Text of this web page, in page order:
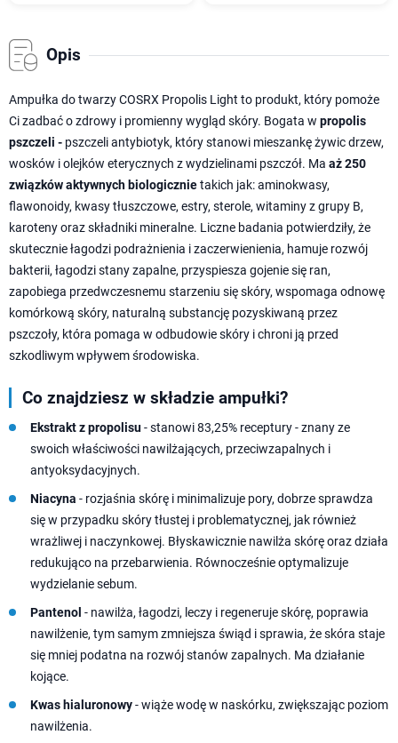
Opis
Ampułka do twarzy COSRX Propolis Light to produkt, który pomoże
Ci zadbać o zdrowy i promienny wygląd skóry. Bogata w propolis
pszczeli - pszczeli antybiotyk, który stanowi mieszankę żywic drzew,
wosków i olejków eterycznych z wydzielinami pszczół. Ma aż250
związków aktywnych biologicznietakich jak: aminokwasy,
flawonoidy, kwasy tłuszczowe, estry, sterole, witaminy z grupy B,
karoteny oraz składniki mineralne. Liczne badania potwierdziły, że
skutecznie łagodzi podrażnienia i zaczerwienienia, hamuje rozwój
bakterii, łagodzi stany zapalne, przyspiesza gojenie się ran,
zapobiega przedwczesnemu starzeniu się skóry, wspomaga odnowę
komórkową skóry, naturalną substancję pozyskiwaną przez
pszczoły, która pomaga w odbudowie skóry i chroni ją przed
szkodliwym wpływem środowiska.
Co znajdziesz w składzie ampułki?
Ekstrakt z propolisu- stanowi 83,25% receptury - znany ze
swoich właściwości nawilżających, przeciwzapalnych i
antyoksydacyjnych.
Niacyna - rozjaśnia skórę i minimalizuje pory, dobrze sprawdza
się w przypadku skóry tłustej i problematycznej, jak również
wrażliwej i naczynkowej. Błyskawicznie nawilża skórę oraz działa
redukująco na przebarwienia. Równocześnie optymalizuje
wydzielanie sebum.
Pantenol - nawilża, łagodzi, leczy i regeneruje skórę, poprawia
nawilżenie, tym samym zmniejsza świąd i sprawia, że skóra staje
się mniej podatna na rozwój stanów zapalnych. Ma działanie
kojące.
Kwas hialuronowy- wiąże wodę w naskórku, zwiększając poziom
nawilżenia.